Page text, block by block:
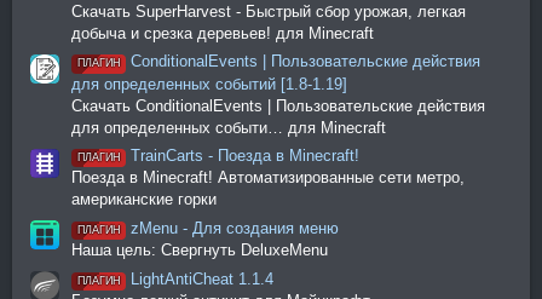
Скачать SuperHarvest - Быстрый сбор урожая, легкая
добыча и срезка деревьев! для Minecraft
ПЛАГИН
ConditionalEvents | Пользовательские действия
для определенных событий [1.8-1.19]
Скачать ConditionalEvents | Пользовательские действия
для определенных событи… для Minecraft
ПЛАГИН
TrainCarts - Поезда в Minecraft!
Поезда в Minecraft! Автоматизированные сети метро,
американские горки
ПЛАГИН
zMenu - Для создания меню
Наша цель: Свергнуть DeluxeMenu
ПЛАГИН
LightAntiCheat 1.1.4